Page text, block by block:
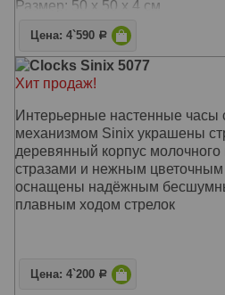
Размер: 50 х 50 х 4 см
Цена: 4`590 Р
Clocks Sinix 5077
Хит продаж!
Интерьерные настенные часы
механизмом Sinix украшены
деревянный корпус
стразами и нежным
оснащены надёжным
плавным ходом стрелок
Подарок на День святого
Цена: 4`200 Р